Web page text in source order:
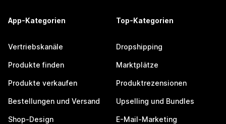
App-Kategorien
Vertriebskanäle
Produkte finden
Produkte verkaufen
Bestellungen und Versand
Shop-Design
Top-Kategorien
Dropshipping
Marktplätze
Produktrezensionen
Upselling und Bundles
E-Mail-Marketing